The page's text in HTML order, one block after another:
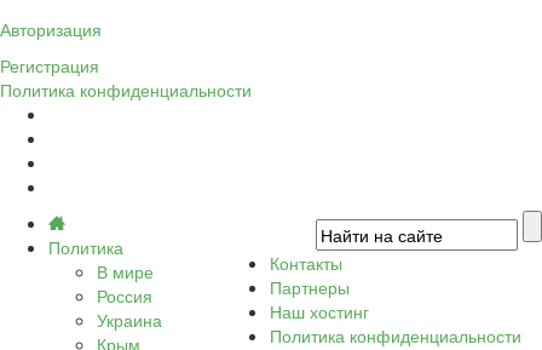
Авторизация
Регистрация
Политика конфиденциальности
Политика
В мире
Россия
Украина
Крым
Контакты
Партнеры
Наш хостинг
Политика конфиденциальности